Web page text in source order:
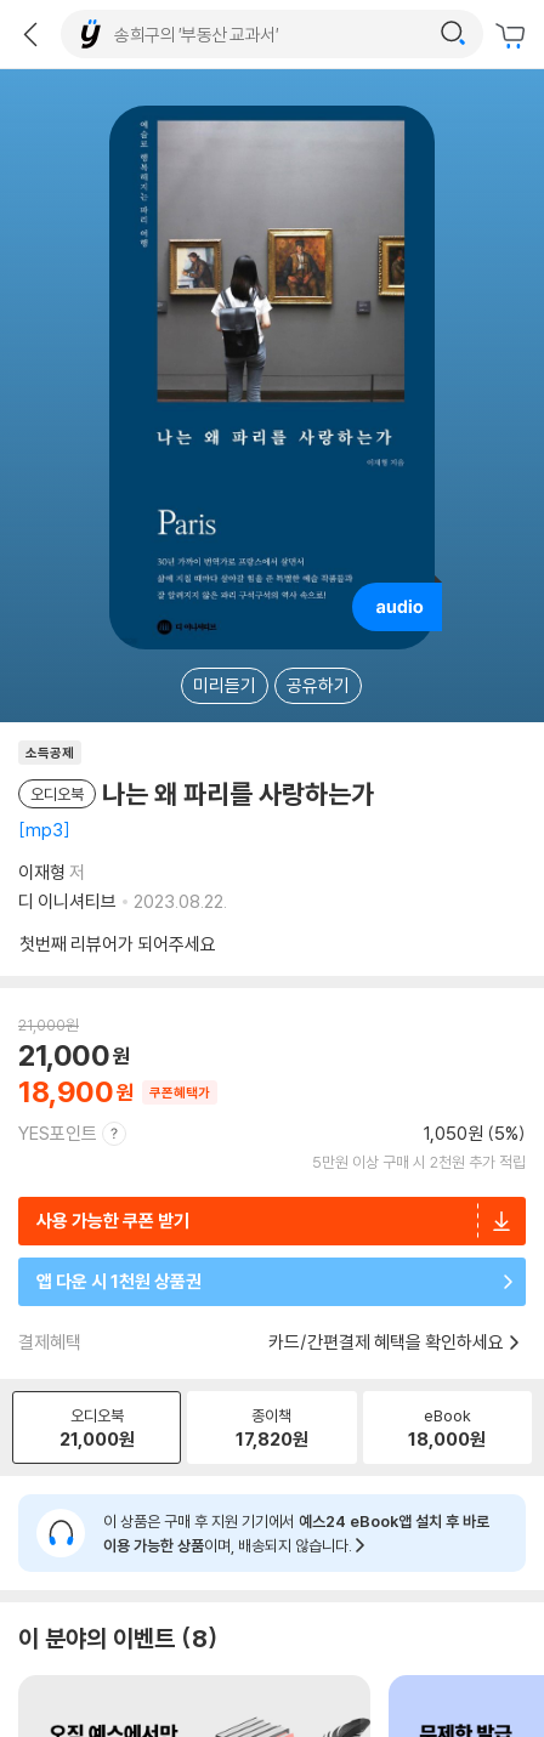
미리듣기 공유하기
소득공제
오디오북 나는 왜 파리를 사랑하는가
mp3
이재형 저
디 이니셔티브
2023.08.22.
첫번째 리뷰어가 되어주세요
21,000원
18,900
21,000
쿠폰혜택가
YES포인트 1,050원 (5%)
5만원 이상 구매 시 2천원 추가 적립
사용 가능한 쿠폰 받기
앱 다운 시 1천원 상품권
결제혜택 카드/간편결제 혜택을 확인하세요
오디오북
21,000원
종이책
17,820원
eBook
18,000원
이 상품은 구매 후 지원 기기에서 예스24 eBook앱 설치 후 바로
이용 가능한 상품이며, 배송되지 않습니다.
이 분야의 이벤트 8